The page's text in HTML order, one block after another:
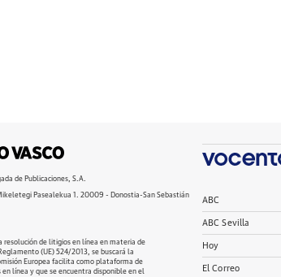
de Publicaciones, S.A.
Pasealekua 1. 20009 - Donostia-San Sebastián
resolución de litigios en línea en materia de
(UE) 524/2013, se buscará la
Europea facilita como plataforma de
línea y que se encuentra disponible en el
ABC
ABC Sevilla
Hoy
El Correo